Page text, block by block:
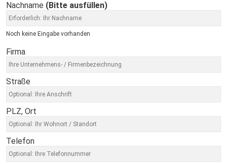
Nachname (Bitte ausfüllen)
Noch keine Eingabe vorhanden
Firma
Straße
PLZ, Ort
Telefon